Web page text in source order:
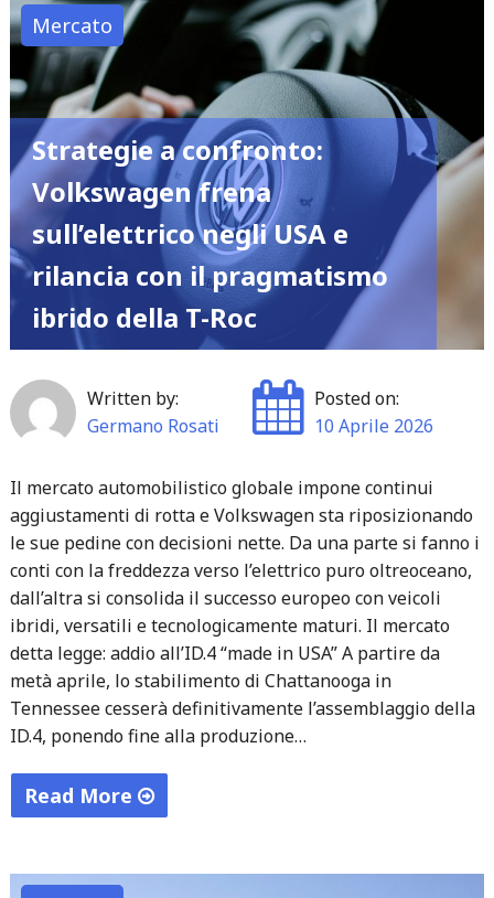
L’Agilità
della
Nuova
Serie
e
Segreti
Elettrici
dell’Attesissima
iX5"
Mercato
Strategie a confronto:
Volkswagen frena
sull’elettrico negli USA e
rilancia con il pragmatismo
ibrido della T-Roc
Written by:
Germano Rosati
Posted on:
10 Aprile 2026
Il mercato automobilistico globale impone continui
aggiustamenti di rotta e Volkswagen sta riposizionando
le sue pedine con decisioni nette. Da una parte si fanno i
conti con la freddezza verso l’elettrico puro oltreoceano,
dall’altra si consolida il successo europeo con veicoli
ibridi, versatili e tecnologicamente maturi. Il mercato
detta legge: addio all’ID.4 “made in USA” A partire da
metà aprile, lo stabilimento di Chattanooga in
Tennessee cesserà definitivamente l’assemblaggio della
ID.4, ponendo fine alla produzione…
Read More